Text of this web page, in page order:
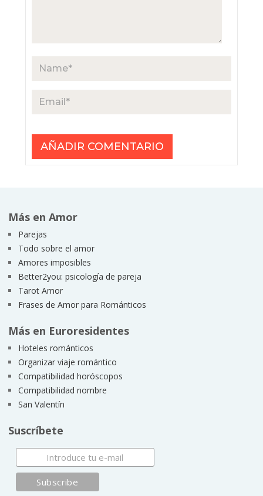
Más en Amor
Parejas
Todo sobre el amor
Amores imposibles
Better2you: psicología de pareja
Tarot Amor
Frases de Amor para Románticos
Más en Euroresidentes
Hoteles románticos
Organizar viaje romántico
Compatibilidad horóscopos
Compatibilidad nombre
San Valentín
Suscríbete